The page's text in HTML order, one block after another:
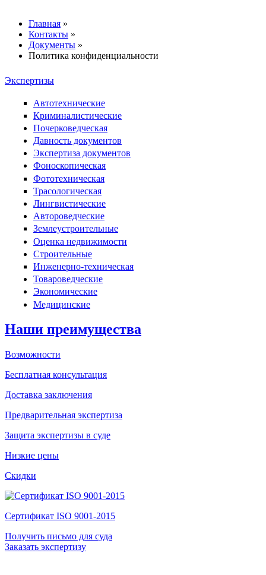
Вы здесьГлавная »
Контакты »
Документы »
Политика конфиденциальности
Экспертизы
Автотехнические
Криминалистические
Почерковедческая
Давность документов
Экспертиза документов
Фоноскопическая
Фототехническая
Трасологическая
Лингвистические
Автороведческие
Землеустроительные
Оценка недвижимости
Строительные
Инженерно-техническая
Товароведческие
Экономические
Медицинские
Наши преимущества
Возможности
Бесплатная консультация
Доставка заключения
Предварительная экспертиза
Защита экспертизы в суде
Низкие цены
Скидки
Сертификат ISO 9001-2015
Получить письмо для суда
Заказать экспертизу